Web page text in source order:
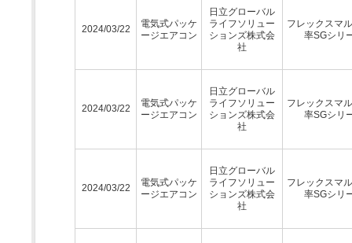
2024/03/22
電気式パッケ
ージエアコン
日立グローバル
ライフソリュー
ションズ株式会
社
フレックスマ
率SGシリ
2024/03/22
電気式パッケ
ージエアコン
日立グローバル
ライフソリュー
ションズ株式会
社
フレックスマ
率SGシリ
2024/03/22
電気式パッケ
ージエアコン
日立グローバル
ライフソリュー
ションズ株式会
社
フレックスマ
率SGシリ